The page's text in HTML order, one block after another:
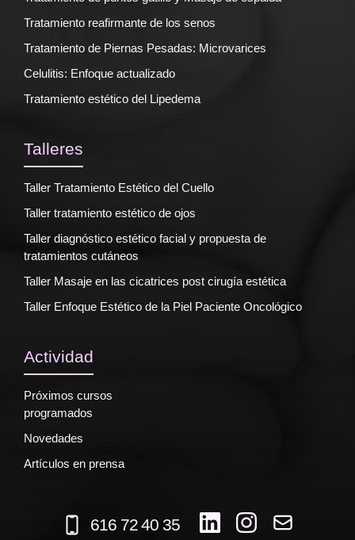
Tratamiento reafirmante de los senos
Tratamiento de Piernas Pesadas: Microvarices
Celulitis: Enfoque actualizado
Tratamiento estético del Lipedema
Talleres
Taller Tratamiento Estético del Cuello
Taller tratamiento estético de ojos
Taller diagnóstico estético facial y propuesta de
tratamientos cutáneos
Taller Masaje en las cicatrices post cirugía estética
Taller Enfoque Estético de la Piel Paciente Oncológico
Actividad
Próximos cursos
programados
Novedades
Artículos en prensa
616 72 40 35